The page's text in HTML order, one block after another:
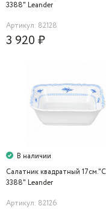
3388" Leander
Артикул: 82128
3 920 ₽
В наличии
Салатник квадратный
3388" Leander
Артикул: 82126